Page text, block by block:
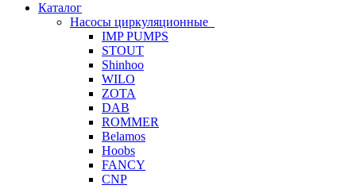
Каталог
Насосы циркуляционные
IMP PUMPS
STOUT
Shinhoo
WILO
ZOTA
DAB
ROMMER
Belamos
Hoobs
FANCY
CNP